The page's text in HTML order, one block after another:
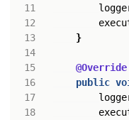
13
14
15
16
17
18
}
@Override
public